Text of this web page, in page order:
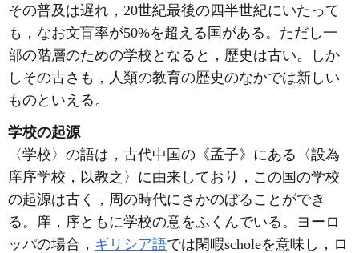
その普及は遅れ，20世紀最後の四半世紀にいたって
も，なお文盲率が50%を超える国がある。ただし一
部の階層のための学校となると，歴史は古い。しか
しその古さも，人類の教育の歴史のなかでは新しい
ものといえる。
学校の起源
〈学校〉の語は，古代中国の《孟子》にある〈設為
庠序学校，以教之〉に由来しており，この国の学校
の起源は古く，周の時代にさかのぼることができ
る。庠，序ともに学校の意をふくんでいる。ヨーロ
ッパの場合， ギリシア語では閑暇scholeを意味し，ロ